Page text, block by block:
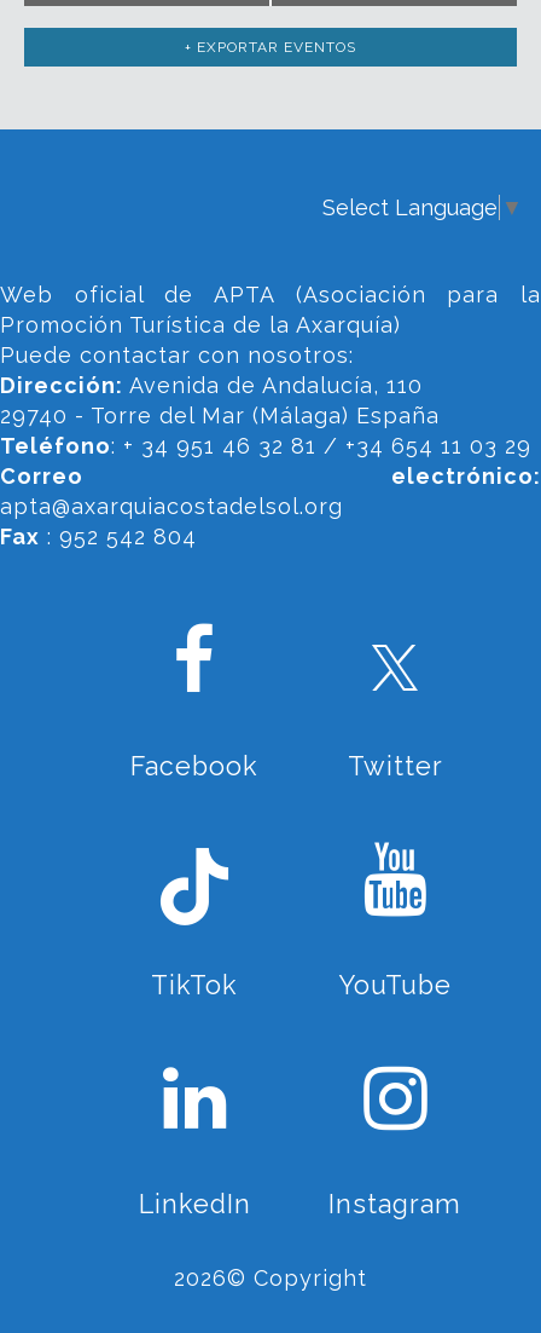
+ EXPORTAR EVENTOS
Select Language ▼
Web oficial de APTA (Asociación para la
Promoción Turística de la Axarquía)
Puede contactar con nosotros:
Dirección: Avenida de Andalucía, 110
29740 - Torre del Mar (Málaga) España
Teléfono: + 34 951 46 32 81 / +34 654 11 03 29
Correo electrónico:
apta@axarquiacostadelsol.org
Fax : 952 542 804
Facebook Twitter
TikTok YouTube
LinkedIn Instagram
2026© Copyright